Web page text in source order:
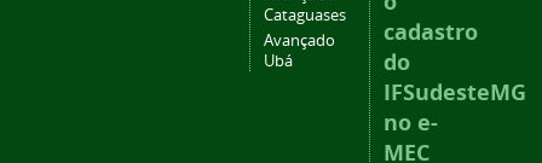
Cataguases
Avançado
Ubá
cadastro
do
IFSudesteMG
no e-
MEC